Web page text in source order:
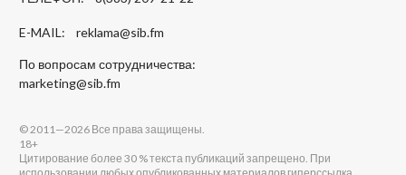
E-MAIL: reklama@sib.fm
По вопросам сотрудничества:
marketing@sib.fm
© 2011—2026 Все права защищены.
18+
Цитирование более 30 % текста публикаций запрещено. При